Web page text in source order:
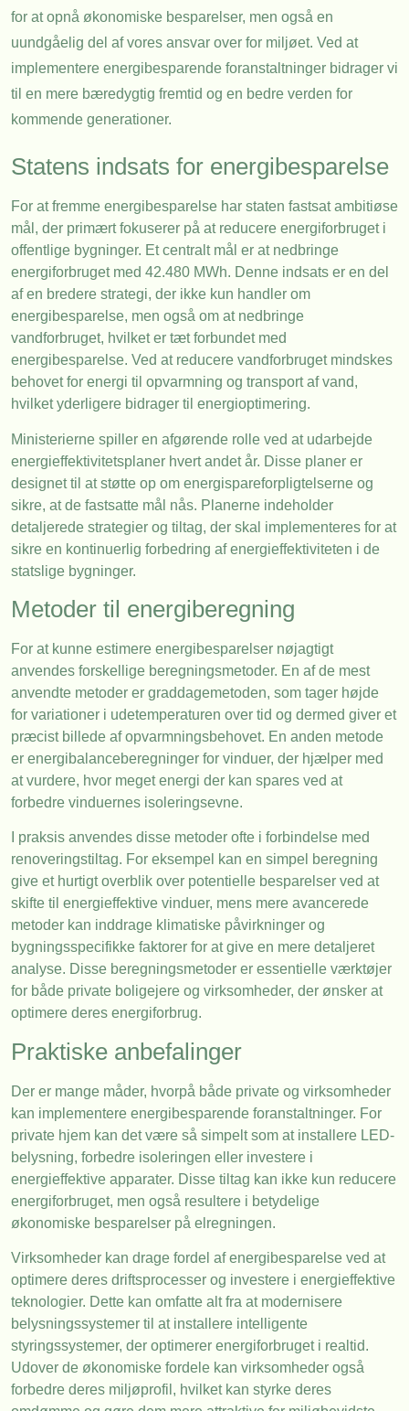
for at opnå økonomiske besparelser, men også en
uundgåelig del af vores ansvar over for miljøet. Ved at
implementere energibesparende foranstaltninger bidrager vi
til en mere bæredygtig fremtid og en bedre verden for
kommende generationer.
Statens indsats for energibesparelse
For at fremme energibesparelse har staten fastsat ambitiøse
mål, der primært fokuserer på at reducere energiforbruget i
offentlige bygninger. Et centralt mål er at nedbringe
energiforbruget med 42.480 MWh. Denne indsats er en del
af en bredere strategi, der ikke kun handler om
energibesparelse, men også om at nedbringe
vandforbruget, hvilket er tæt forbundet med
energibesparelse. Ved at reducere vandforbruget mindskes
behovet for energi til opvarmning og transport af vand,
hvilket yderligere bidrager til energioptimering.
Ministerierne spiller en afgørende rolle ved at udarbejde
energieffektivitetsplaner hvert andet år. Disse planer er
designet til at støtte op om energispareforpligtelserne og
sikre, at de fastsatte mål nås. Planerne indeholder
detaljerede strategier og tiltag, der skal implementeres for at
sikre en kontinuerlig forbedring af energieffektiviteten i de
statslige bygninger.
Metoder til energiberegning
For at kunne estimere energibesparelser nøjagtigt
anvendes forskellige beregningsmetoder. En af de mest
anvendte metoder er graddagemetoden, som tager højde
for variationer i udetemperaturen over tid og dermed giver et
præcist billede af opvarmningsbehovet. En anden metode
er energibalanceberegninger for vinduer, der hjælper med
at vurdere, hvor meget energi der kan spares ved at
forbedre vinduernes isoleringsevne.
I praksis anvendes disse metoder ofte i forbindelse med
renoveringstiltag. For eksempel kan en simpel beregning
give et hurtigt overblik over potentielle besparelser ved at
skifte til energieffektive vinduer, mens mere avancerede
metoder kan inddrage klimatiske påvirkninger og
bygningsspecifikke faktorer for at give en mere detaljeret
analyse. Disse beregningsmetoder er essentielle værktøjer
for både private boligejere og virksomheder, der ønsker at
optimere deres energiforbrug.
Praktiske anbefalinger
Der er mange måder, hvorpå både private og virksomheder
kan implementere energibesparende foranstaltninger. For
private hjem kan det være så simpelt som at installere LED-
belysning, forbedre isoleringen eller investere i
energieffektive apparater. Disse tiltag kan ikke kun reducere
energiforbruget, men også resultere i betydelige
økonomiske besparelser på elregningen.
Virksomheder kan drage fordel af energibesparelse ved at
optimere deres driftsprocesser og investere i energieffektive
teknologier. Dette kan omfatte alt fra at modernisere
belysningssystemer til at installere intelligente
styringssystemer, der optimerer energiforbruget i realtid.
Udover de økonomiske fordele kan virksomheder også
forbedre deres miljøprofil, hvilket kan styrke deres